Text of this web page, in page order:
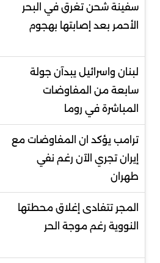
سفينة شحن تغرق في البحر
الأحمر بعد إصابتها بهجوم
لبنان واسرائيل يبدآن جولة
سابعة من المفاوضات
المباشرة في روما
ترامب يؤكد ان المفاوضات مع
إيران تجري الآن رغم نفي
طهران
المجر تتفادى إغلاق محطتها
النووية رغم موجة الحر